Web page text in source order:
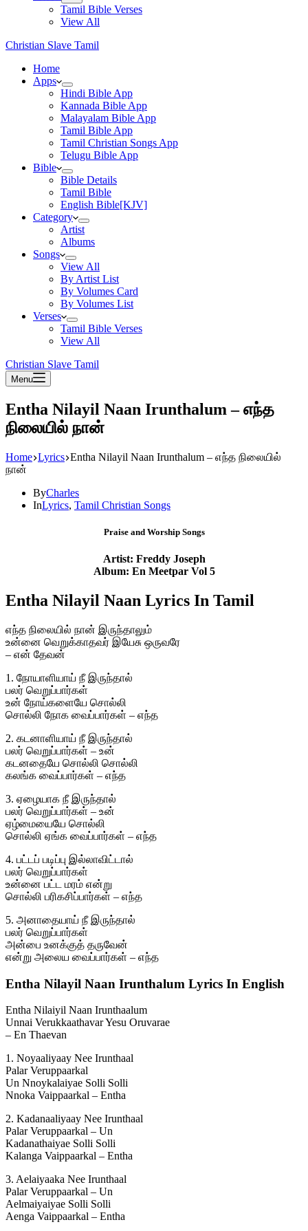
Tamil Bible Verses
View All
Christian Slave Tamil
Home
Apps
Hindi Bible App
Kannada Bible App
Malayalam Bible App
Tamil Bible App
Tamil Christian Songs App
Telugu Bible App
Bible
Bible Details
Tamil Bible
English Bible[KJV]
Category
Artist
Albums
Songs
View All
By Artist List
By Volumes Card
By Volumes List
Verses
Tamil Bible Verses
View All
Christian Slave Tamil
Menu
Entha Nilayil Naan Irunthalum – எந்த
நிலையில் நான்
Home Lyrics Entha Nilayil Naan Irunthalum – எந்த நிலையில்
நான்
ByCharles
InLyrics, Tamil Christian Songs
Praise and Worship Songs
Artist: Freddy Joseph
Album: En Meetpar Vol 5
Entha Nilayil Naan Lyrics In Tamil
எந்த நிலையில் நான் இருந்தாலும்
உன்னை வெறுக்காதவர் இயேசு ஒருவரே
– என் தேவன்
1. நோயாளியாய் நீ இருந்தால்
பலர் வெறுப்பார்கள்
உன் நோய்களையே சொல்லி
சொல்லி நோக வைப்பார்கள் – எந்த
2. கடனாளியாய் நீ இருந்தால்
பலர் வெறுப்பார்கள் – உன்
கடனதையே சொல்லி சொல்லி
கலங்க வைப்பார்கள் – எந்த
3. ஏழையாக நீ இருந்தால்
பலர் வெறுப்பார்கள் – உன்
ஏழ்மையையே சொல்லி
சொல்லி ஏங்க வைப்பார்கள் – எந்த
4. பட்டப் படிப்பு இல்லாவிட்டால்
பலர் வெறுப்பார்கள்
உன்னை பட்ட மரம் என்று
சொல்லி பரிகசிப்பார்கள் – எந்த
5. அனாதையாய் நீ இருந்தால்
பலர் வெறுப்பார்கள்
அன்பை உனக்குத் தருவேன்
என்று அலைய வைப்பார்கள் – எந்த
Entha Nilayil Naan Irunthalum Lyrics In English
Entha Nilaiyil Naan Irunthaalum
Unnai Verukkaathavar Yesu Oruvarae
– En Thaevan
1. Noyaaliyaay Nee Irunthaal
Palar Veruppaarkal
Un Nnoykalaiyae Solli Solli
Nnoka Vaippaarkal – Entha
2. Kadanaaliyaay Nee Irunthaal
Palar Veruppaarkal – Un
Kadanathaiyae Solli Solli
Kalanga Vaippaarkal – Entha
3. Aelaiyaaka Nee Irunthaal
Palar Veruppaarkal – Un
Aelmaiyaiyae Solli Solli
Aenga Vaippaarkal – Entha